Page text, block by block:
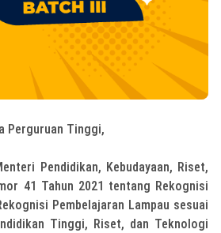
Perguruan Tinggi,
Pendidikan, Kebudayaan, Riset,
41 Tahun 2021 tentang Rekognisi
Pembelajaran Lampau sesuai
Tinggi, Riset, dan Teknologi